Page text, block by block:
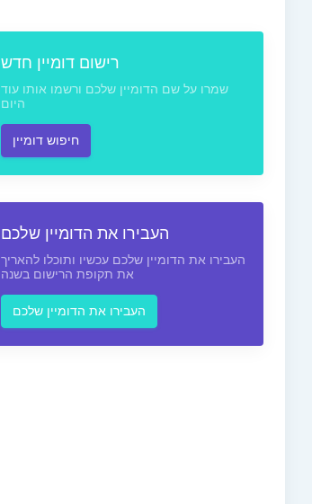
רישום דומיין חדש
שמרו על שם הדומיין שלכם ורשמו אותו עוד
היום
חיפוש דומיין
העבירו את הדומיין שלכם
העבירו את הדומיין שלכם עכשיו ותוכלו להאריך
את תקופת הרישום בשנה
העבירו את הדומיין שלכם